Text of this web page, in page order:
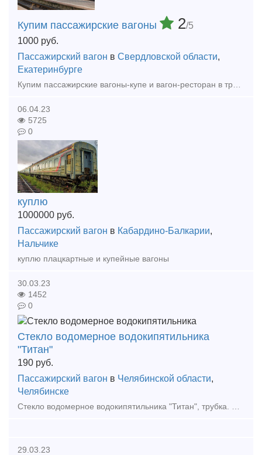
Купим пассажирские вагоны 2/5
1000 руб.
Пассажирский вагон в Свердловской области,
Екатеринбурге
Купим пассажирские вагоны-купе и вагон-ресторан в транспортабельном состоянии на своих колесах как груз на своиз осях!
06.04.23
5725
0
куплю
1000000 руб.
Пассажирский вагон в Кабардино-Балкарии,
Нальчике
куплю плацкартные и купейные вагоны
30.03.23
1452
0
Стекло водомерное водокипятильника
"Титан"
190 руб.
Пассажирский вагон в Челябинской области,
Челябинске
29.03.23